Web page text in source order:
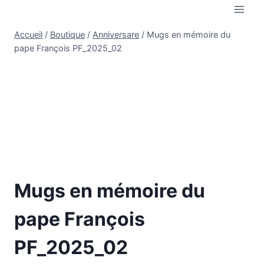
contenu
Accueil / Boutique / Anniversare / Mugs en mémoire du
pape François PF_2025_02
Mugs en mémoire du
pape François
PF_2025_02